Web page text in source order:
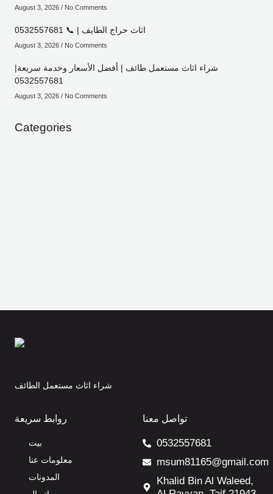
August 3, 2026 No Comments
اثاث حراج الطايف | 📞 0532557681
August 3, 2026 No Comments
شراء اثاث مستعمل طائف | أفضل الأسعار وخدمة سريعة|
0532557681
August 3, 2026 No Comments
Categories
شراء اثاث مستعمل الطائف
روابط سريعة
بيت
معلومات عنا
المدونات
تواصل معنا
0532557681
msum81165@gmail.com
Khalid Bin Al Waleed,